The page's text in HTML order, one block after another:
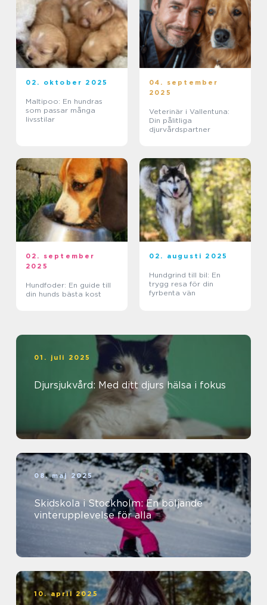
02. oktober 2025
Maltipoo: En hundras
som passar många
livsstilar
04. september
2025
Veterinär i Vallentuna:
Din pålitliga
djurvårdspartner
02. september
2025
Hundfoder: En guide till
din hunds bästa kost
02. augusti 2025
Hundgrind till bil: En
trygg resa för din
fyrbenta vän
01. juli 2025
Djursjukvård: Med ditt djurs hälsa i fokus
08. maj 2025
Skidskola i Stockholm: En böljande
vinterupplevelse för alla
10. april 2025